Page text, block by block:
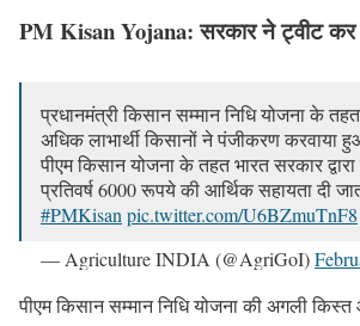
PM Kisan Yojana:सरकार ने ट्वीट कर
प्रधानमंत्री किसान सम्मान निधि योजना के
अधिक लाभार्थी किसानों ने पंजीकरण करवाया
पीएम किसान योजना के तहत भारत सरकार द्वारा
प्रतिवर्ष 6000 रूपये की आर्थिक सहायता दी
#PMKisan pic.twitter.com/U6BZmuTnF8
— Agriculture INDIA (@AgriGoI)
पीएम किसान सम्मान निधि योजना की अगली